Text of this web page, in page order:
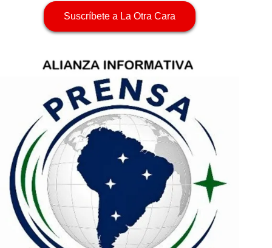
Suscríbete a La Otra Cara